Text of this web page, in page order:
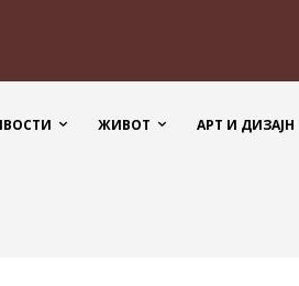
ЖИВОТ АРТ И ДИЗАЈН